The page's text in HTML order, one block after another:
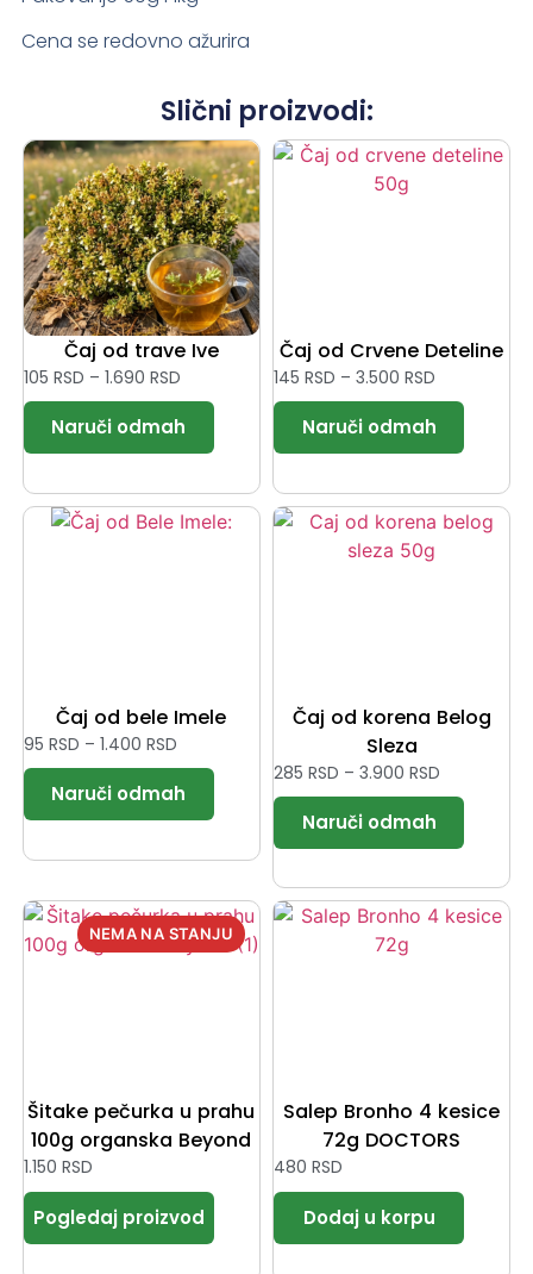
Cena se redovno ažurira
Slični proizvodi:
Čaj od trave Ive
105 RSD – 1.690 RSD
Čaj od Crvene Deteline
145 RSD – 3.500 RSD
Čaj od bele Imele
95 RSD – 1.400 RSD
Čaj od korena Belog
Sleza
285 RSD – 3.900 RSD
Šitake pečurka u prahu
100g organska Beyond
1.150 RSD
Salep Bronho 4 kesice
72g DOCTORS
480 RSD